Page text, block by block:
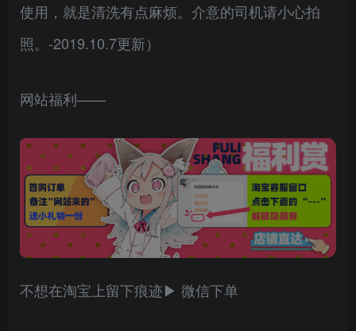
使用，就是清洗有点麻烦。介意的司机请小心拍
照。-2019.10.7更新）
网站福利——
不想在淘宝上留下痕迹▶ 微信下单